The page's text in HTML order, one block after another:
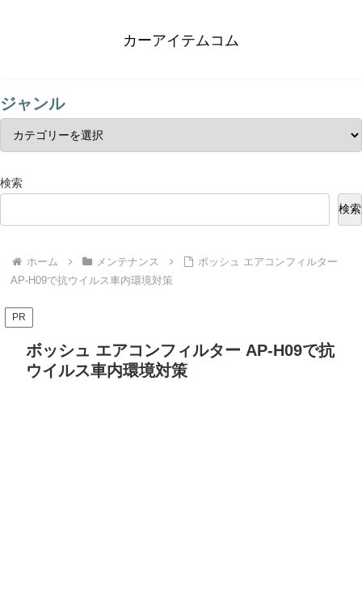
カーアイテムコム
ジャンル
検索
検索
ホーム メンテナンス
ボッシュ エアコンフィルター
AP-H09で抗ウイルス車内環境対策
PR
ボッシュ エアコンフィルター AP-H09で抗
ウイルス車内環境対策